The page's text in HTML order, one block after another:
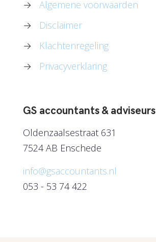
→
Algemene voorwaarden
→
Disclaimer
→
Klachtenregeling
→
Privacyverklaring
GS accountants & adviseurs
Oldenzaalsestraat 631
7524 AB Enschede
info@gsaccountants.nl
053 - 53 74 422